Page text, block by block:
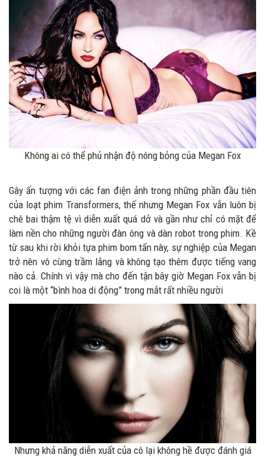
Không ai có thể phủ nhận độ nóng bỏng của Megan Fox
Gây ấn tượng với các fan điện ảnh trong những phần đầu tiên
của loạt phim Transformers, thế nhưng Megan Fox vẫn luôn bị
chê bai thậm tệ vì diễn xuất quá dở và gần như chỉ có mặt để
làm nền cho những người đàn ông và dàn robot trong phim. Kề
từ sau khi rời khỏi tựa phim bom tấn này, sự nghiệp của Megan
trở nên vô cùng trầm lắng và không tạo thêm được tiếng vang
nào cả. Chính vì vậy mà cho đến tận bây giờ Megan Fox vẫn bị
coi là một “bình hoa di động” trong mắt rất nhiều người
Nhưng khả năng diễn xuất của cô lại không hề được đánh giá